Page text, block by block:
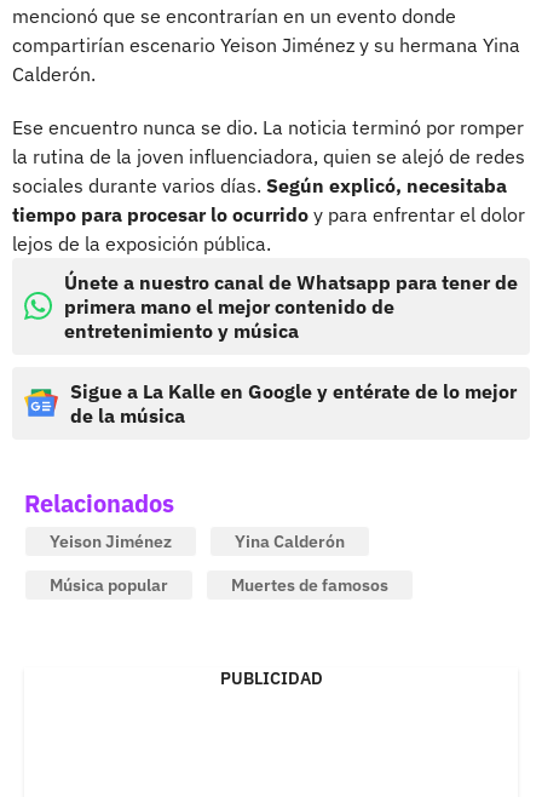
mencionó que se encontrarían en un evento donde
compartirían escenario Yeison Jiménez y su hermana Yina
Calderón.
Ese encuentro nunca se dio. La noticia terminó por romper
la rutina de la joven influenciadora, quien se alejó de redes
sociales durante varios días. Según explicó, necesitaba
tiempo para procesar lo ocurrido y para enfrentar el dolor
lejos de la exposición pública.
Únete a nuestro canal de Whatsapp para tener de
primera mano el mejor contenido de
entretenimiento y música
Sigue a La Kalle en Google y entérate de lo mejor
de la música
Relacionados
Yeison Jiménez
Yina Calderón
Música popular
Muertes de famosos
PUBLICIDAD